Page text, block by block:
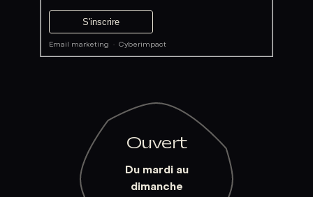
Email marketing ·Cyberimpact
Ouvert
Du mardi au
dimanche